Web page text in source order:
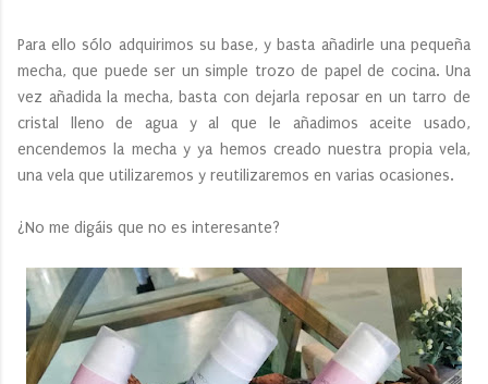
Para ello sólo adquirimos su base, y basta añadirle una pequeña
mecha, que puede ser un simple trozo de papel de cocina. Una
vez añadida la mecha, basta con dejarla reposar en un tarro de
cristal lleno de agua y al que le añadimos aceite usado,
encendemos la mecha y ya hemos creado nuestra propia vela,
una vela que utilizaremos y reutilizaremos en varias ocasiones.
¿No me digáis que no es interesante?